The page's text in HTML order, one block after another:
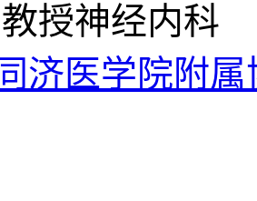
授神经内科
济医学院附属